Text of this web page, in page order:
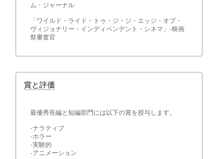
ム・ジャーナル
「ワイルド・ライド・トゥ・ジ・ジ・エッジ・オブ・
ヴィジョナリー・インディペンデント・シネマ」-映画
祭審査官
賞と評価
最優秀長編と短編部門には以下の賞を授与します。
-ナラティブ
-ホラー
-実験的
-アニメーション